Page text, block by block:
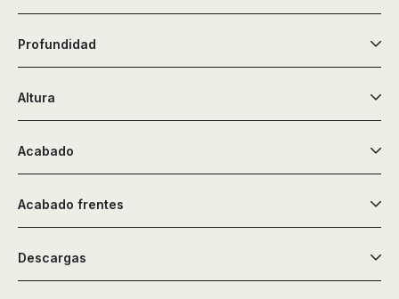
Profundidad
Altura
Acabado
Acabado frentes
Descargas